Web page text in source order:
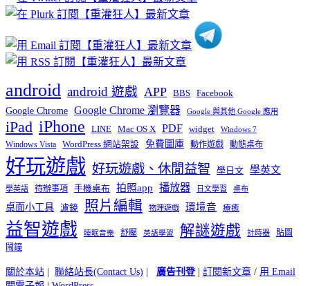
類
android android 遊戲 APP BBS Facebook
Google Chrome Google Chrome 瀏覽器 Google 與其他 Google 應用
iPad iPhone LINE Mac OS X PDF widget Windows 7
Windows Vista WordPress 網站架設 免費圖庫 動作遊戲 動態桌布
好玩遊戲 好玩遊戲、休閒益智 學日文 學英文
學英語 待辦事項 手機桌布 拍照app 播放器 日文學習 桌布
桌面小工具 濾鏡 照片編輯 物理遊戲 環境音 療癒
益智遊戲 睡眠音樂 舒壓 英語學習 解謎遊戲 計時器
貼圖
鬧鐘
關於本站 | 聯絡站長(Contact Us) | 廣告刊登| 訂閱新文章 / 用 Email